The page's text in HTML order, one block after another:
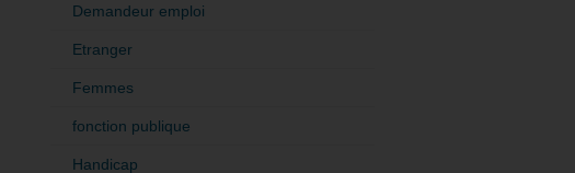
Demandeur emploi
Etranger
Femmes
fonction publique
Handicap